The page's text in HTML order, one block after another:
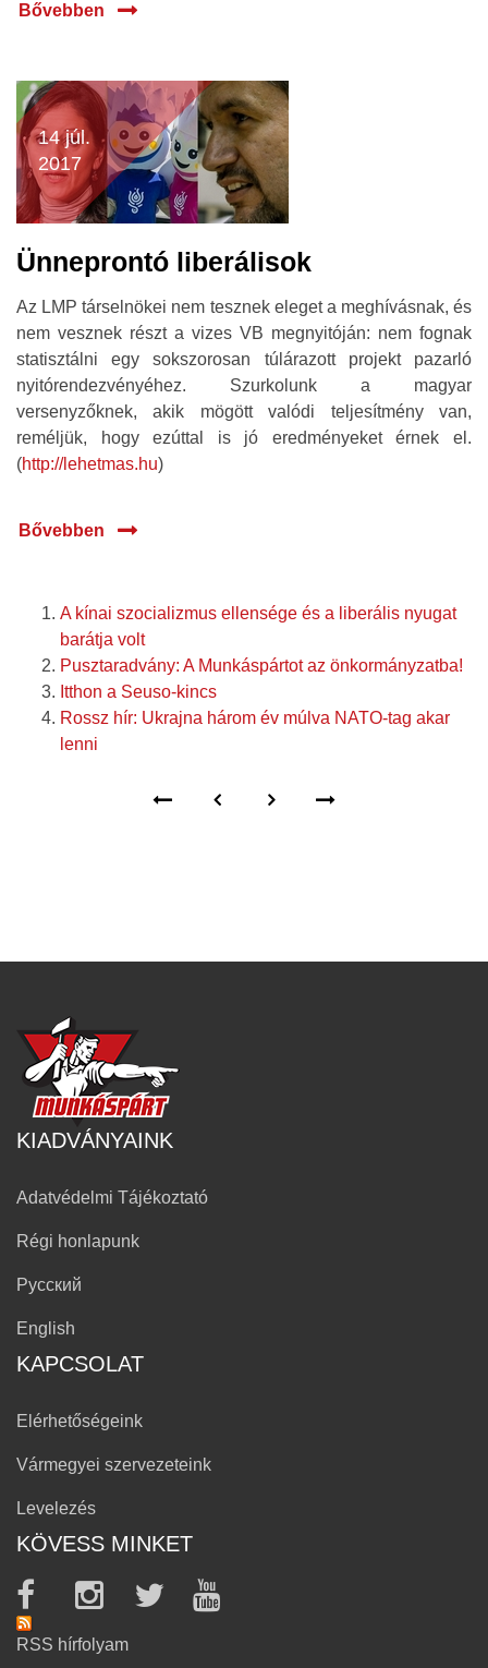
Bővebben
14 júl.
2017
Ünneprontó liberálisok
Az LMP társelnökei nem tesznek eleget a meghívásnak, és
nem vesznek részt a vizes VB megnyitóján: nem fognak
statisztálni egy sokszorosan túlárazott projekt pazarló
nyitórendezvényéhez. Szurkolunk a magyar
versenyzőknek, akik mögött valódi teljesítmény van,
reméljük, hogy ezúttal is jó eredményeket érnek el.
(http://lehetmas.hu)
Bővebben
A kínai szocializmus ellensége és a liberális nyugat
barátja volt
Pusztaradvány: A Munkáspártot az önkormányzatba!
Itthon a Seuso-kincs
Rossz hír: Ukrajna három év múlva NATO-tag akar
lenni
KIADVÁNYAINK
Adatvédelmi Tájékoztató
Régi honlapunk
Русский
English
KAPCSOLAT
Elérhetőségeink
Vármegyei szervezeteink
Levelezés
KÖVESS MINKET
RSS hírfolyam